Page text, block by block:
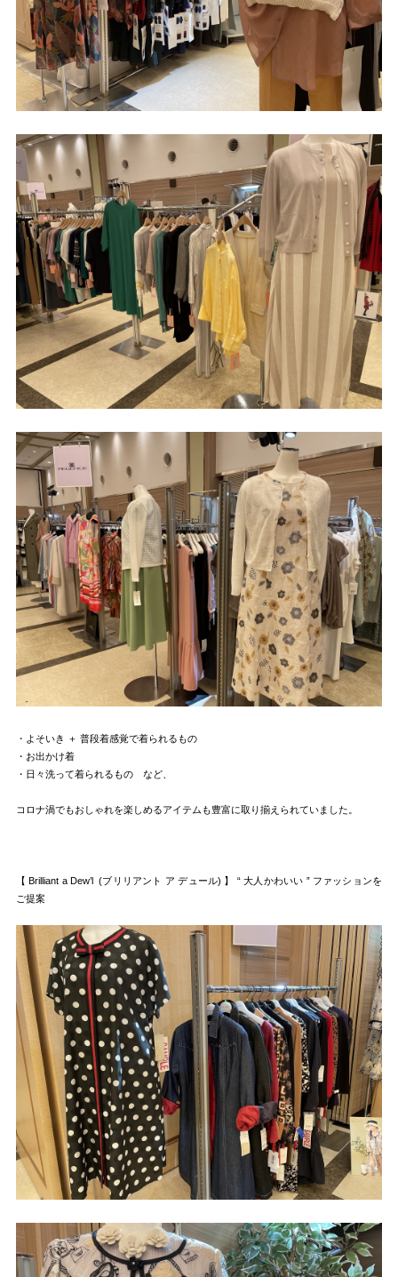
・よそいき ＋ 普段着感覚で着られるもの
・お出かけ着
・日々洗って着られるもの など、
コロナ渦でもおしゃれを楽しめるアイテムも豊富に取り揃えられていました。
【 Brilliant a Dew’l (ブリリアント ア デュール) 】 “ 大人かわいい ” ファッションを
ご提案